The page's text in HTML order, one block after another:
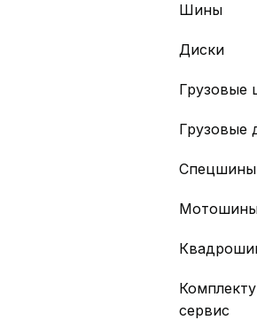
Шины
Диски
Грузовые
Грузовые
Спецшины
сервис